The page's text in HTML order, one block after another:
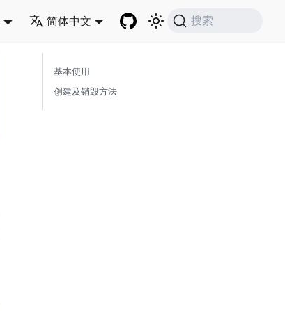
简体中文 搜索
基本使用
创建及销毁方法